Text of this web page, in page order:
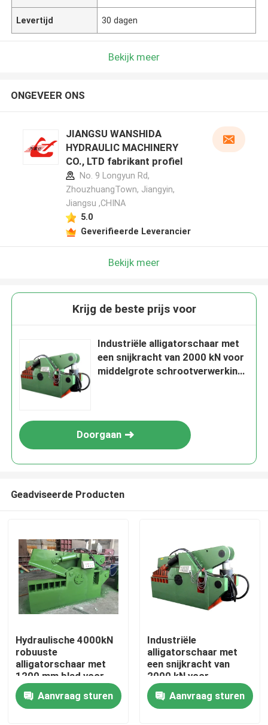
Huis
Producten
Levertijd 30 dagen
Bekijk meer
ONGEVEER ONS
JIANGSU WANSHIDA
HYDRAULIC MACHINERY
CO., LTD fabrikant profiel
No. 9 Longyun Rd,
ZhouzhuangTown, Jiangyin,
Jiangsu ,CHINA
5.0
Geverifieerde Leverancier
Bekijk meer
Krijg de beste prijs voor
Industriële alligatorschaar met
een snijkracht van 2000 kN voor
middelgrote schrootverwerking
Doorgaan
Geadviseerde Producten
Hydraulische 4000kN
robuuste
alligatorschaar met
1200 mm blad voor
het snijden van
overmaats schroot
Aanvraag sturen
Industriële
alligatorschaar met
een snijkracht van
2000 kN voor
middelgrote
schrootverwerking en
recyclingwerfverwerking
Aanvraag sturen